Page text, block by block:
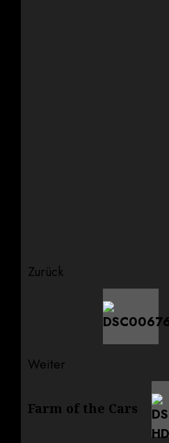
Zurück
Weiter
Beitrag:
Farm of the Cars